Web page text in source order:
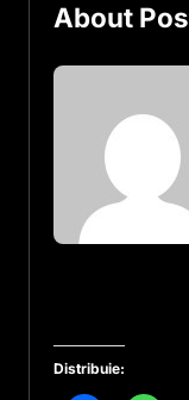
About
Distribuie: